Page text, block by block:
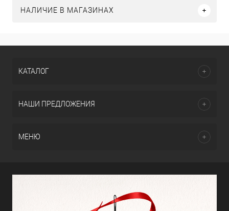
НАЛИЧИЕ В МАГАЗИНАХ
КАТАЛОГ
НАШИ ПРЕДЛОЖЕНИЯ
МЕНЮ